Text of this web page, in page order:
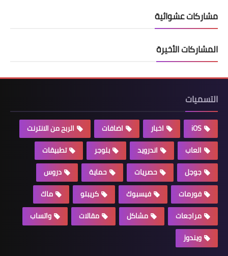
مشاركات عشوائية
المشاركات الأخيرة
التسميات
iOS اخبار اضافات
الربح من الانترنت
العاب
اندرويد بلوجر
تطبيقات
جوجل
حصريات حماية
دروس
فورمات
فيسبوك كريبتو
ماك
مراجعات
مشاكل مقالات
واتساب
ويندوز